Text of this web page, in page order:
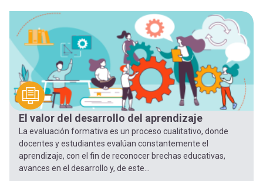
El valor del desarrollo del aprendizaje
La evaluación formativa es un proceso cualitativo, donde
docentes y estudiantes evalúan constantemente el
aprendizaje, con el fin de reconocer brechas educativas,
avances en el desarrollo y, de este...